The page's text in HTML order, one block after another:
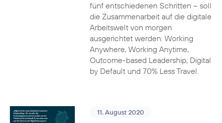
fünf entschiedenen Schritten – soll
die Zusammenarbeit auf die digitale
Arbeitswelt von morgen
ausgerichtet werden: Working
Anywhere, Working Anytime,
Outcome-based Leadership, Digital
by Default und 70% Less Travel.
11. August 2020